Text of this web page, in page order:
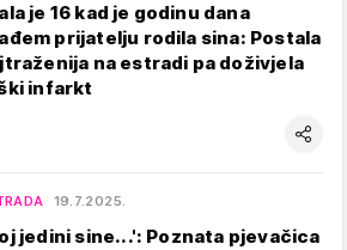
je 16 kad je godinu dana
prijatelju rodila sina: Postala
na estradi pa doživjela
infarkt
19.7.2025.
jedini sine...': Poznata pjevačica